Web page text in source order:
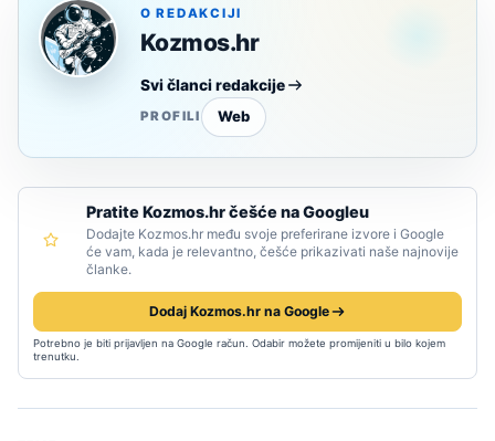
O REDAKCIJI
Kozmos.hr
Svi članci redakcije
PROFILI Web
Pratite Kozmos.hr češće na Googleu
Dodajte Kozmos.hr među svoje preferirane izvore i Google
će vam, kada je relevantno, češće prikazivati naše najnovije
članke.
Dodaj Kozmos.hr na Google
Potrebno je biti prijavljen na Google račun. Odabir možete promijeniti u bilo kojem
trenutku.